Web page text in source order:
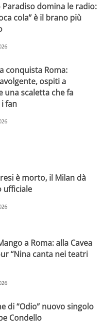
Paradiso domina le radio:
cola” è il brano più
conquista Roma:
ospiti a
una scaletta che fa
fan
è morto, il Milan dà
ufficiale
a Roma: alla Cavea
“Nina canta nei teatri
di “Odio” nuovo singolo
Condello